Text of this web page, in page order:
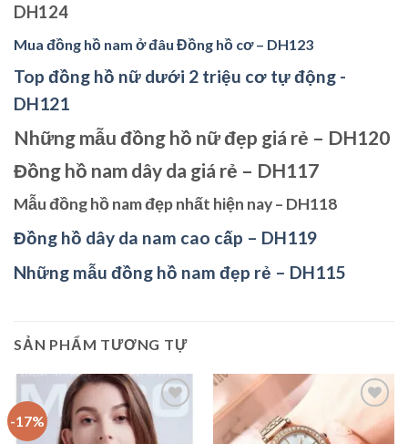
DH124
Mua đồng hồ nam ở đâu Đồng hồ cơ – DH123
Top đồng hồ nữ dưới 2 triệu cơ tự động -
DH121
Những mẫu đồng hồ nữ đẹp giá rẻ – DH120
Đồng hồ nam dây da giá rẻ – DH117
Mẫu đồng hồ nam đẹp nhất hiện nay – DH118
Đồng hồ dây da nam cao cấp – DH119
Những mẫu đồng hồ nam đẹp rẻ – DH115
SẢN PHẨM TƯƠNG TỰ
-17%